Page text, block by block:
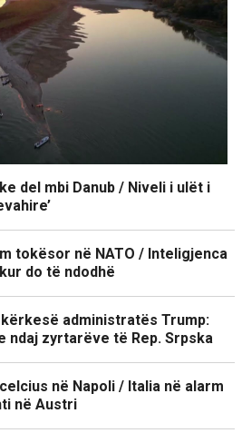
del mbi Danub / Niveli i ulët i
tokësor në NATO / Inteligjenca
do të ndodhë
administratës Trump:
ndaj zyrtarëve të Rep. Srpska
në Napoli / Italia në alarm
në Austri